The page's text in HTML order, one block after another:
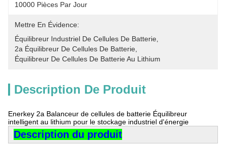
10000 Pièces Par Jour
Mettre En Évidence:
Équilibreur Industriel De Cellules De Batterie
2a Équilibreur De Cellules De Batterie
Équilibreur De Cellules De Batterie Au Lithium
Description De Produit
Enerkey 2a Balanceur de cellules de batterie Équilibreur
intelligent au lithium pour le stockage industriel d'énergie
Description du produit